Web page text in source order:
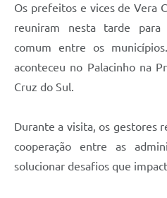
Os prefeitos e vices de Vera
reuniram nesta tarde
comum entre os
aconteceu no Palacinho na
Cruz do Sul.
Durante a visita, os gestores
cooperação entre as
solucionar desafios que